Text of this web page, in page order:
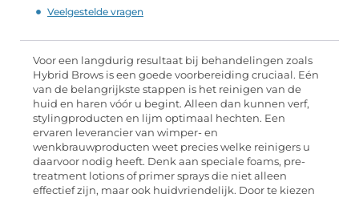
Veelgestelde vragen
Voor een langdurig resultaat bij behandelingen zoals
Hybrid Brows is een goede voorbereiding cruciaal. Eén
van de belangrijkste stappen is het reinigen van de
huid en haren vóór u begint. Alleen dan kunnen verf,
stylingproducten en lijm optimaal hechten. Een
ervaren leverancier van wimper- en
wenkbrauwproducten weet precies welke reinigers u
daarvoor nodig heeft. Denk aan speciale foams, pre-
treatment lotions of primer sprays die niet alleen
effectief zijn, maar ook huidvriendelijk. Door te kiezen